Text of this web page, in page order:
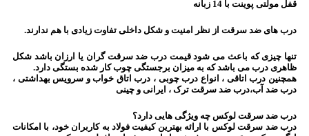
قفل مولتی پوینت با 14 زبانه
درب های ضد سرقت از نظر امنیت و شکل داخلی تفاوت زیادی با هم ندارند.
تنها چیزی که باعث می شود قیمت درب ضد سرقت گران یا ارزان باشد شکل
ظاهری درب می باشد که به میزان برجستگی چوب کار شده بستگی دارد.
همچنین درب اتاقی ، انواع درب چوبی ، درب اتاق خواب و سرویس بهداشتی ،
درب ضد آب،درب ضد سرقت ترک ، ایرانی و چینی
درب ضد سرقت لوکس چه ویژگی هایی دارد؟
درب ضد سرقت لوکس با ارائه بهترین کیفیت فولاد به کاربران خود، با امکانات